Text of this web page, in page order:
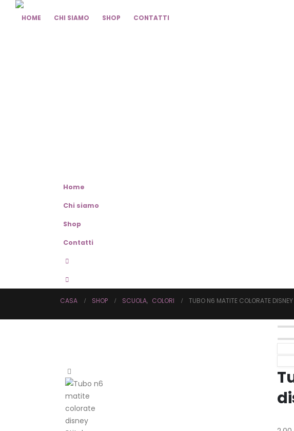
HOME CHI SIAMO SHOP CONTATTI
Home
Chi siamo
Shop
Contatti
CASA SHOP SCUOLA, COLORI TUBO N6 MATITE COLORATE